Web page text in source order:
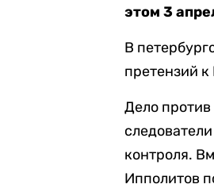
этом 3
В
претензий
Дело
контроля.
Ипполитов